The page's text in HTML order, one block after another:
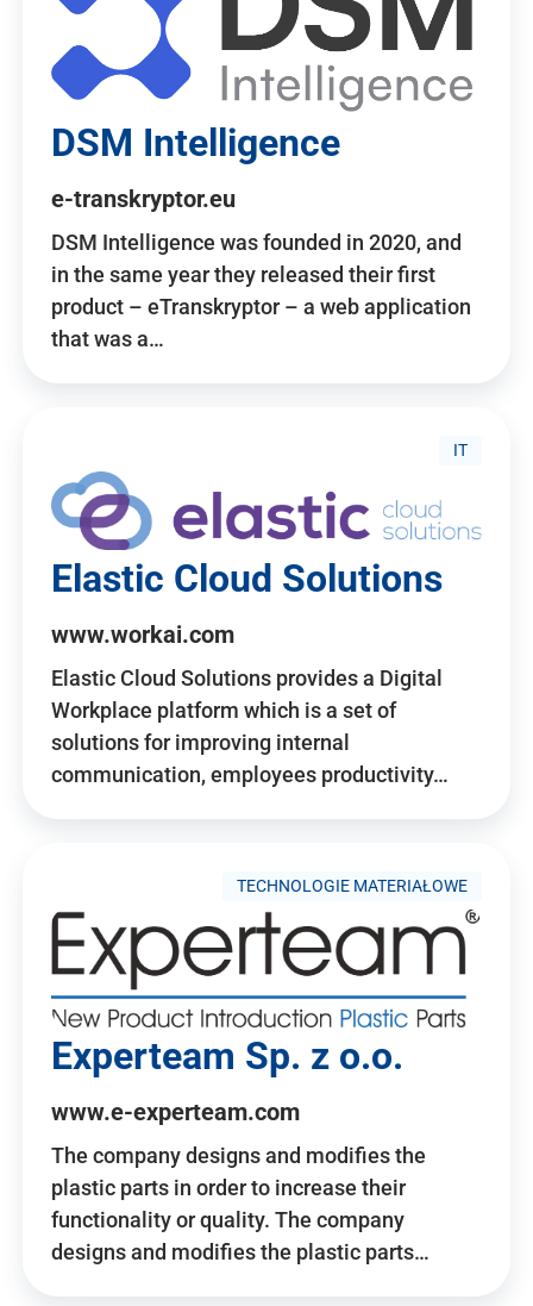
DSM Intelligence
e-transkryptor.eu
DSM Intelligence was founded in 2020, and
in the same year they released their first
product – eTranskryptor – a web application
that was a…
IT
Elastic Cloud Solutions
www.workai.com
Elastic Cloud Solutions provides a Digital
Workplace platform which is a set of
solutions for improving internal
communication, employees productivity…
TECHNOLOGIE MATERIAŁOWE
Experteam Sp. z o.o.
www.e-experteam.com
The company designs and modifies the
plastic parts in order to increase their
functionality or quality. The company
designs and modifies the plastic parts…